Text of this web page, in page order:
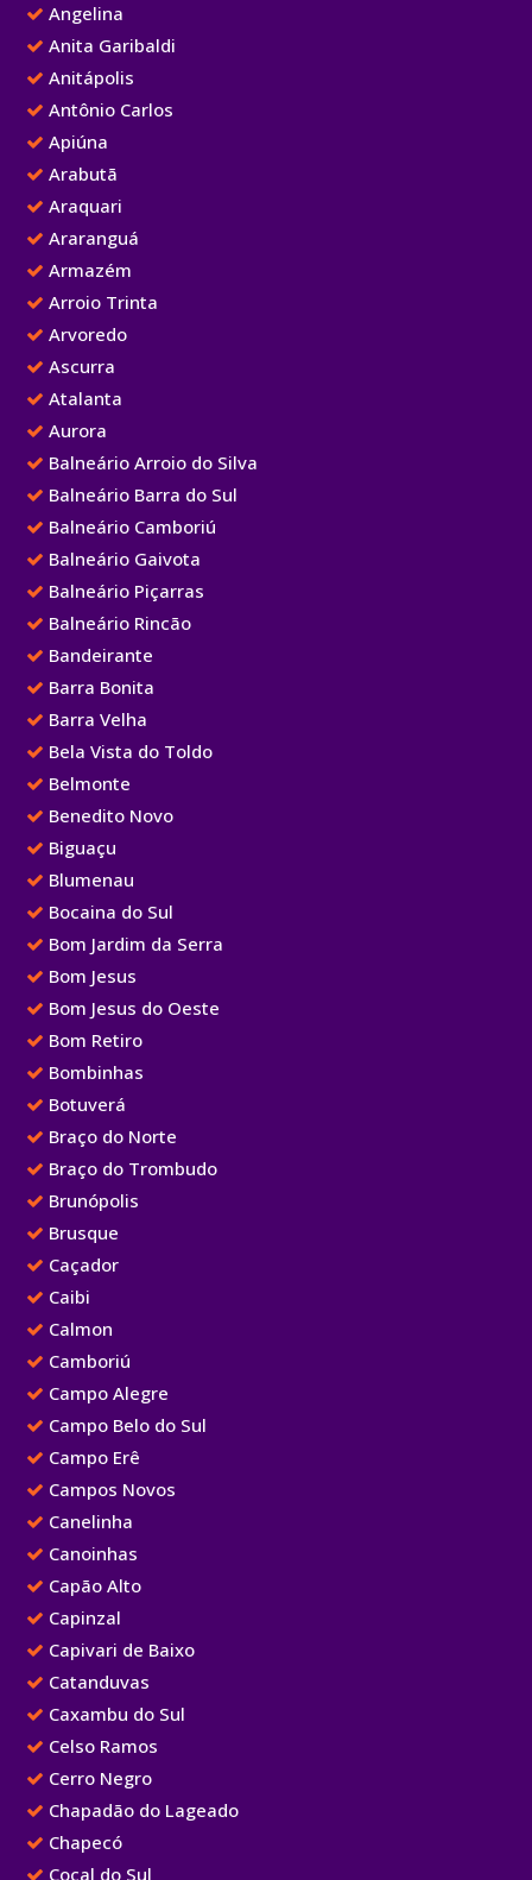
Angelina
Anita Garibaldi
Anitápolis
Antônio Carlos
Apiúna
Arabutã
Araquari
Araranguá
Armazém
Arroio Trinta
Arvoredo
Ascurra
Atalanta
Aurora
Balneário Arroio do Silva
Balneário Barra do Sul
Balneário Camboriú
Balneário Gaivota
Balneário Piçarras
Balneário Rincão
Bandeirante
Barra Bonita
Barra Velha
Bela Vista do Toldo
Belmonte
Benedito Novo
Biguaçu
Blumenau
Bocaina do Sul
Bom Jardim da Serra
Bom Jesus
Bom Jesus do Oeste
Bom Retiro
Bombinhas
Botuverá
Braço do Norte
Braço do Trombudo
Brunópolis
Brusque
Caçador
Caibi
Calmon
Camboriú
Campo Alegre
Campo Belo do Sul
Campo Erê
Campos Novos
Canelinha
Canoinhas
Capão Alto
Capinzal
Capivari de Baixo
Catanduvas
Caxambu do Sul
Celso Ramos
Cerro Negro
Chapadão do Lageado
Chapecó
Cocal do Sul